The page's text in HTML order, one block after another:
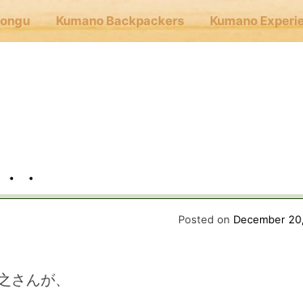
Kumano Backpackers Kumano
Backpackers
・
Posted on December
さんが、